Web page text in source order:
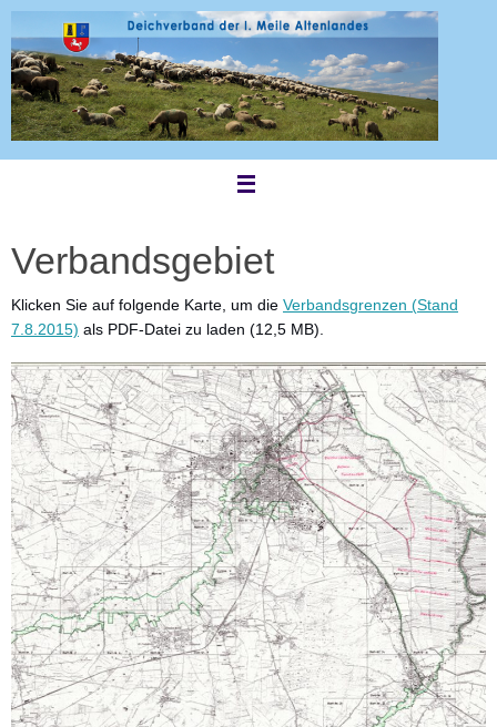
Zum
Inhalt
springen
Verbandsgebiet
Klicken Sie auf folgende Karte, um die Verbandsgrenzen (Stand
7.8.2015) als PDF-Datei zu laden (12,5 MB).